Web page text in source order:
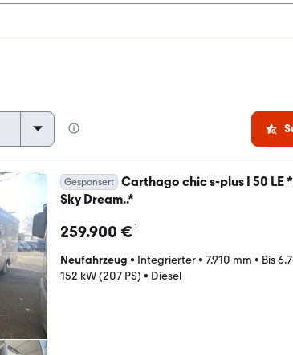
Gesponsert
Carthago chic s-plus I 50 LE
Sky Dream..*
259.900 €¹
Neufahrzeug • Integrierter• 7.910 mm • Bis
152 kW (207 PS) • Diesel